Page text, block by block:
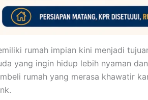
rumah impian kini menjadi
yang ingin hidup lebih nyaman
rumah yang merasa khawatir